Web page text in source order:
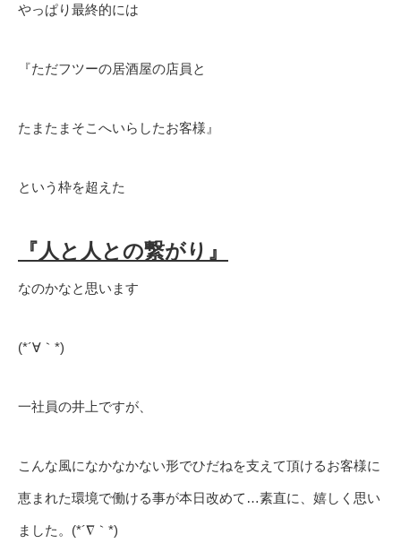
やっぱり最終的には
『ただフツーの居酒屋の店員と
たまたまそこへいらしたお客様』
という枠を超えた
『人と人との繋がり』
なのかなと思います
(*´∀｀*)
一社員の井上ですが、
こんな風になかなかない形でひだねを支えて頂けるお客様に
恵まれた環境で働ける事が本日改めて…素直に、嬉しく思い
ました。(*´∇｀*)